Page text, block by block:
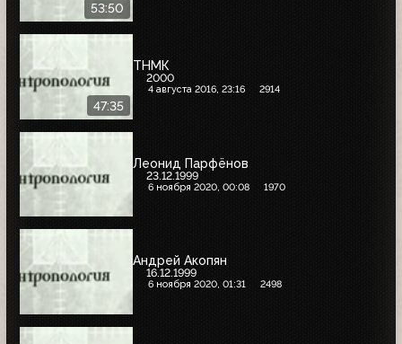
53:50
47:35
ТНМК
2000
4 августа 2016, 23:16 2914
Леонид Парфёнов
23.12.1999
6 ноября 2020, 00:08 1970
Андрей Акопян
16.12.1999
6 ноября 2020, 01:31 2498